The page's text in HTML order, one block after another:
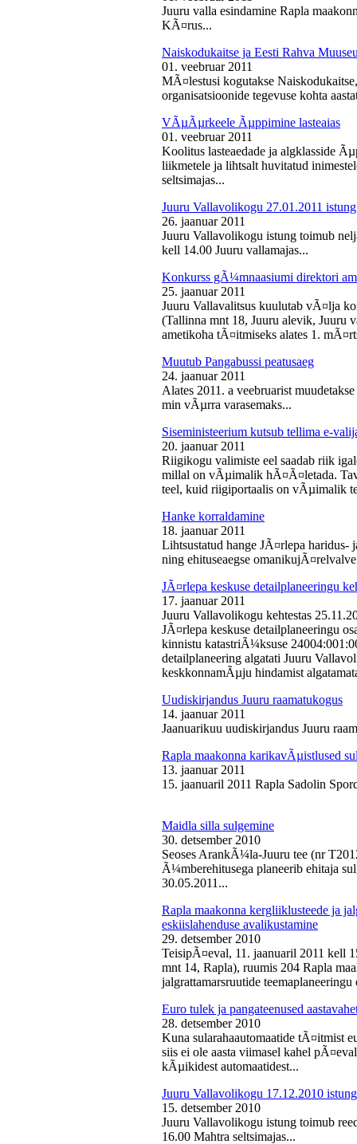
Juuru valla esindamine Rapla
KÃ¤rus...
Naiskodukaitse ja Eesti Rahva
01. veebruar 2011
MÃ¤lestusi kogutakse
organisatsioonide tegevuse kohta
VÃµÃµrkeele Ãµppimine lasteaias
01. veebruar 2011
Koolitus lasteaedade ja algklasside
liikmetele ja lihtsalt huvitatud
seltsimajas...
Juuru Vallavolikogu 27.01.2011 istung
26. jaanuar 2011
Juuru Vallavolikogu istung toimub
kell 14.00 Juuru vallamajas...
Konkurss gÃ¼mnaasiumi direktori
25. jaanuar 2011
Juuru Vallavalitsus kuulutab vÃ¤lja
(Tallinna mnt 18, Juuru alevik, Juuru
ametikoha tÃ¤itmiseks alates 1.
Muutub Pangabussi peatusaeg
24. jaanuar 2011
Alates 2011. a veebruarist
min vÃµrra varasemaks...
Siseministeerium kutsub tellima e-
20. jaanuar 2011
Riigikogu valimiste eel saadab riik
millal on vÃµimalik hÃ¤Ã¤letada.
teel, kuid riigiportaalis on vÃµimalik
Hanke korraldamine
18. jaanuar 2011
Lihtsustatud hange JÃ¤rlepa
ning ehituseaegse
JÃ¤rlepa keskuse detailplaneeringu
17. jaanuar 2011
Juuru Vallavolikogu kehtestas
JÃ¤rlepa keskuse detailplaneeringu
kinnistu katastriÃ¼ksuse
detailplaneering algatati Juuru
keskkonnamÃµju hindamist
Uudiskirjandus Juuru raamatukogus
14. jaanuar 2011
Jaanuarikuu uudiskirjandus Juuru
Rapla maakonna karikavÃµistlused
13. jaanuar 2011
15. jaanuaril 2011 Rapla Sadolin
Maidla silla sulgemine
30. detsember 2010
Seoses ArankÃ¼la-Juuru tee (nr
Ã¼mberehitusega planeerib ehitaja
30.05.2011...
Rapla maakonna kergliiklusteede ja
eskiislahenduse avalikustamine
29. detsember 2010
TeisipÃ¤eval, 11. jaanuaril 2011 kell
mnt 14, Rapla), ruumis 204 Rapla
jalgrattamarsruutide
Euro tulek ja pangateenused
28. detsember 2010
Kuna sularahaautomaatide tÃ¤itmist
siis ei ole aasta viimasel kahel
kÃµikidest automaatidest...
Juuru Vallavolikogu 17.12.2010 istung
15. detsember 2010
Juuru Vallavolikogu istung toimub
16.00 Mahtra seltsimajas...